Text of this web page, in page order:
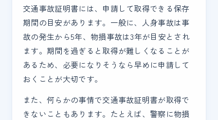
交通事故証明書には、申請して取得できる保存
期間の目安があります。一般に、人身事故は事
故の発生から5年、物損事故は3年が目安とされ
ます。期間を過ぎると取得が難しくなることが
あるため、必要になりそうなら早めに申請して
おくことが大切です。
また、何らかの事情で交通事故証明書が取得で
きないこともあります。たとえば、警察に物損